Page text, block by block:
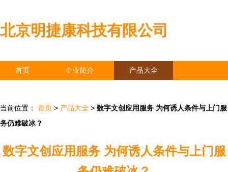
北京明捷康科技有限公司
首页 企业简介 产品大全
当前位置： 首页 > 产品大全 > 数字文创应用服务 为何诱人条件与上门服
务仍难破冰？
数字文创应用服务 为何诱人条件与上门服